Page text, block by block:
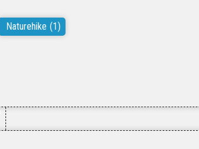
Naturehike (1)